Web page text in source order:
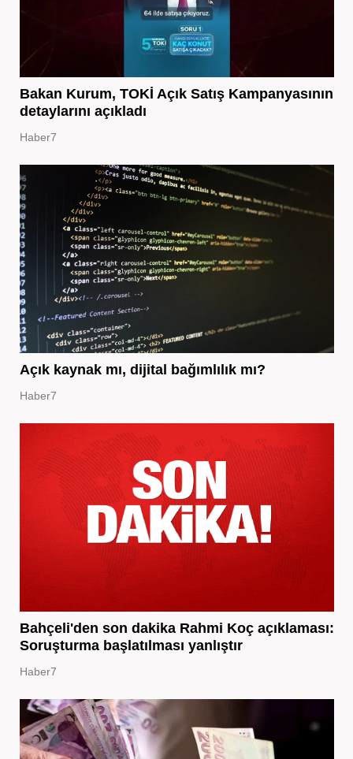
Bakan Kurum, TOKİ Açık Satış Kampanyasının
detaylarını açıkladı
Haber7
Açık kaynak mı, dijital bağımlılık mı?
Haber7
Bahçeli'den son dakika Rahmi Koç açıklaması:
Soruşturma başlatılması yanlıştır
Haber7